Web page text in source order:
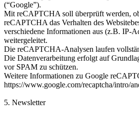
(“Google”).
Mit reCAPTCHA soll überprüft werden,
reCAPTCHA das Verhalten des
verschiedene Informationen aus (z.B. IP-
weitergeleitet.
Die reCAPTCHA-Analysen laufen
Die Datenverarbeitung erfolgt auf
vor SPAM zu schützen.
Weitere Informationen zu Google
https://www.google.com/recaptcha/intro/
5. Newsletter